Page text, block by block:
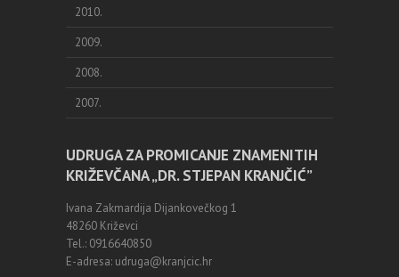
2010.
2009.
2008.
2007.
UDRUGA ZA PROMICANJE ZNAMENITIH
KRIŽEVČANA „DR. STJEPAN KRANJČIĆ”
Ivana Zakmardija Dijankovečkog 1
48260 Križevci
Tel.: 0916640850
E-adresa: udruga@kranjcic.hr